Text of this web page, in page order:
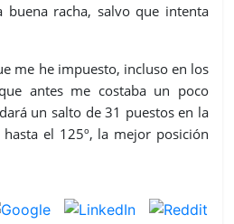
buena racha, salvo que intenta
me he impuesto, incluso en los
antes me costaba un poco
un salto de 31 puestos en la
hasta el 125º, la mejor posición